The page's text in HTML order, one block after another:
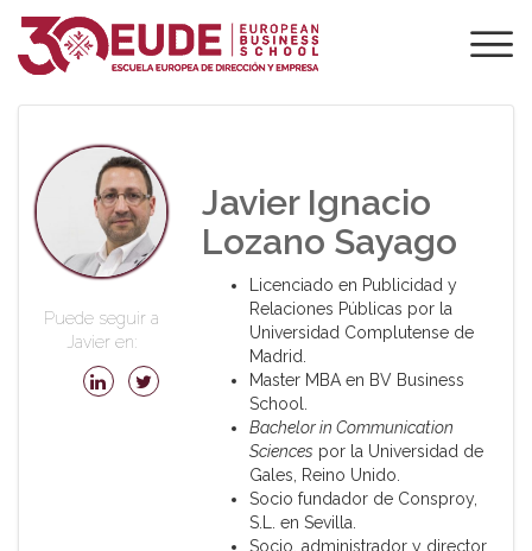
PROFESORADO DE
EUDE
Puede seguir a
Javier en:
Javier Ignacio
Lozano Sayago
Licenciado en Publicidad y
Relaciones Públicas por la
Universidad Complutense de
Madrid.
Master MBA en BV Business
School.
Bachelor in Communication
Sciences por la Universidad de
Gales, Reino Unido.
Socio fundador de Consproy,
S.L. en Sevilla.
Socio, administrador y director